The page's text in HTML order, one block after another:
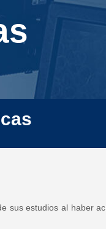
sus estudios al haber